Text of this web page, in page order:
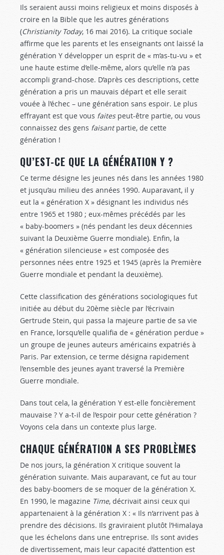
Ils seraient aussi moins religieux et moins disposés à
croire en la Bible que les autres générations
(Christianity Today, 16 mai 2016). La critique sociale
affirme que les parents et les enseignants ont laissé la
génération Y développer un esprit de « m’as-tu-vu » et
une haute estime d’elle-même, alors qu’elle n’a pas
accompli grand-chose. D’après ces descriptions, cette
génération a pris un mauvais départ et elle serait
vouée à l’échec – une génération sans espoir. Le plus
effrayant est que vous faitespeut-être partie, ou vous
connaissez des gens faisantpartie, de cette
génération !
QU’EST-CE QUE LA GÉNÉRATION Y ?
Ce terme désigne les jeunes nés dans les années 1980
et jusqu’au milieu des années 1990. Auparavant, il y
eut la « génération X » désignant les individus nés
entre 1965 et 1980 ; eux-mêmes précédés par les
« baby-boomers » (nés pendant les deux décennies
suivant la Deuxième Guerre mondiale). Enfin, la
« génération silencieuse » est composée des
personnes nées entre 1925 et 1945 (après la Première
Guerre mondiale et pendant la deuxième).
Cette classification des générations sociologiques fut
initiée au début du 20ème siècle par l’écrivain
Gertrude Stein, qui passa la majeure partie de sa vie
en France, lorsqu’elle qualifia de « génération perdue »
un groupe de jeunes auteurs américains expatriés à
Paris. Par extension, ce terme désigna rapidement
l’ensemble des jeunes ayant traversé la Première
Guerre mondiale.
Dans tout cela, la génération Y est-elle foncièrement
mauvaise ? Y a-t-il de l’espoir pour cette génération ?
Voyons cela dans un contexte plus large.
CHAQUE GÉNÉRATION A SES PROBLÈMES
De nos jours, la génération X critique souvent la
génération suivante. Mais auparavant, ce fut au tour
des baby-boomers de se moquer de la génération X.
En 1990, le magazine Time, décrivait ainsi ceux qui
appartenaient à la génération X : « Ils n’arrivent pas à
prendre des décisions. Ils graviraient plutôt l’Himalaya
que les échelons dans une entreprise. Ils sont avides
de divertissement, mais leur capacité d’attention est